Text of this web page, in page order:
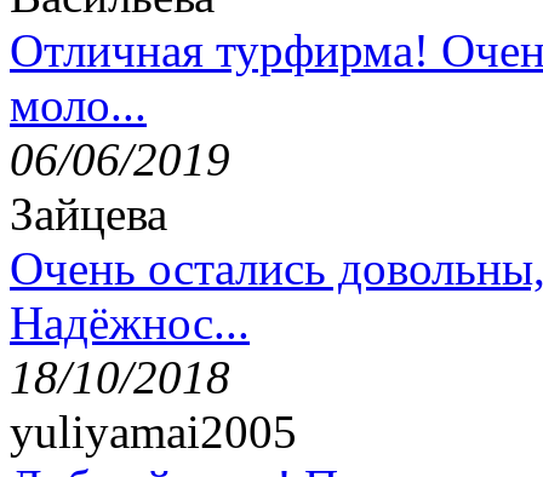
Отличная турфирма!
моло...
06/06/2019
Зайцева
Очень остались
Надёжнос...
18/10/2018
yuliyamai2005